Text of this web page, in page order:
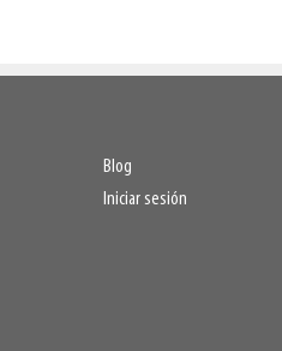
Blog
Iniciar sesión